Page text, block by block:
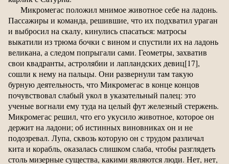
Микромегас положил мнимое животное себе на ладонь.
Пассажиры и команда, решившие, что их подхватил ураган
и выбросил на скалу, кинулись спасаться: матросы
выкатили из трюма бочки с вином и спустили их на ладонь
великана, а следом попрыгали сами. Геометры, захватив
свои квадранты, астролябии и лапландских девиц[17],
сошли к нему на пальцы. Они развернули там такую
бурную деятельность, что Микромегас в конце концов
почувствовал слабый укол в указательный палец: это
ученые вогнали ему туда на целый фут железный стержень.
Микромегас решил, что его укусило животное, которое он
держит на ладони; об истинных виновниках он и не
подозревал. Лупа, сквозь которую он с трудом различал
кита и корабль, оказалась слишком слаба, чтобы разглядеть
столь мизерные существа, какими являются люди. Нет, нет,